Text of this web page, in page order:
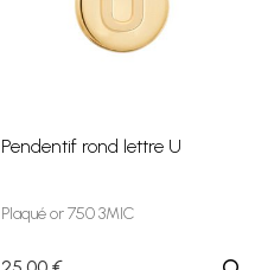
Pendentif rond lettre U
Plaqué or 750 3MIC